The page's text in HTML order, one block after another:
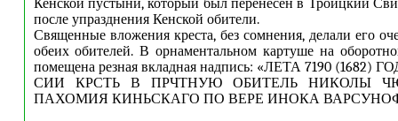
после упразднения Кенской обители.
Священные вложения креста, без сомнения, делали его
обеих обителей. В орнаментальном картуше на
помещена резная вкладная надпись: «ЛЕТА 7190
СИИ КРСТЬ В ПРЧТНУЮ ОБИТЕЛЬ НИКОЛЫ
ПАХОМИЯ КИНЬСКАГО ПО ВЕРЕ ИНОКА